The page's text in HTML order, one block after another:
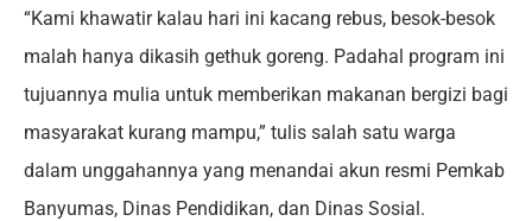
“Kami khawatir kalau hari ini kacang rebus, besok-besok
malah hanya dikasih gethuk goreng. Padahal program ini
tujuannya mulia untuk memberikan makanan bergizi bagi
masyarakat kurang mampu,” tulis salah satu warga
dalam unggahannya yang menandai akun resmi Pemkab
Banyumas, Dinas Pendidikan, dan Dinas Sosial.